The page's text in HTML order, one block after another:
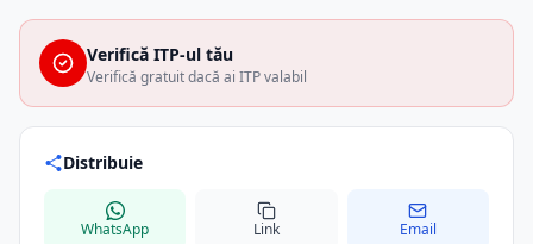
Verifică ITP-ul tău
Verifică gratuit dacă ai ITP valabil
Distribuie
WhatsApp Link Email